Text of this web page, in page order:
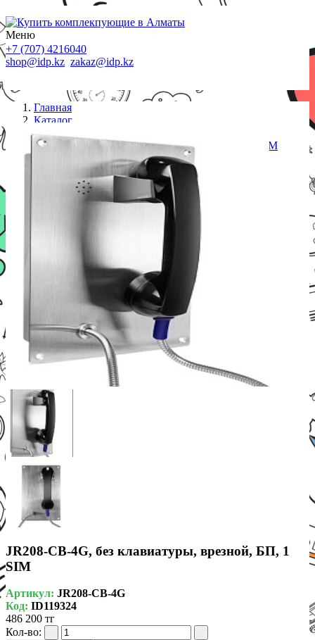
Меню
+7 (707) 4216040
shop@idp.kz zakaz@idp.kz
Главная
Каталог
Стационарные телефоны
JR208-CB-4G, без клавиатуры, врезной, БП, 1 SIM
JR208-CB-4G, без клавиатуры, врезной, БП, 1
SIM
Артикул: JR208-CB-4G
Код: ID119324
486 200 тг
Кол-во: